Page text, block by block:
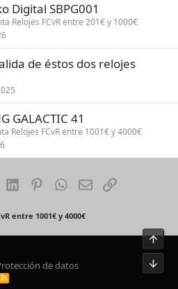
Digital SBPG001
Relojes FCvR entre 201€ y 1000€
de éstos dos relojes
GALACTIC 41
Relojes FCvR entre 1001€ y 4000€
LinkedInPinterestWhatsApp
EmailEnlace
entre 1001€ y 4000€
de datos
R